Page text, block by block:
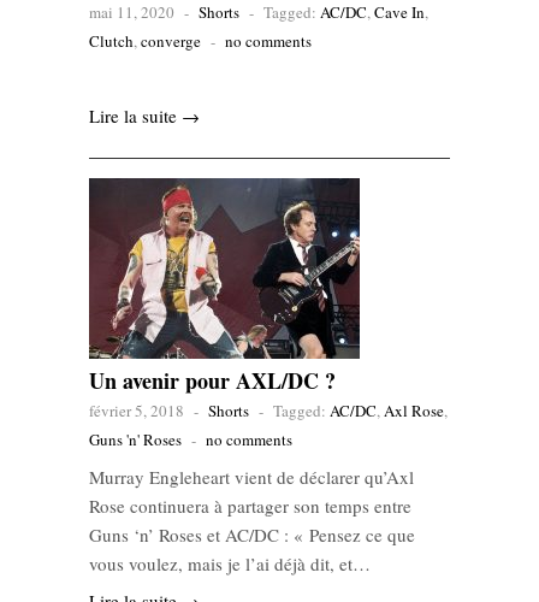
mai 11, 2020 - Shorts - Tagged: AC/DC,Cave In,
Clutch,converge - no comments
Lire la suite →
Un avenir pour AXL/DC ?
février 5, 2018 - Shorts - Tagged: AC/DC,Axl Rose,
Guns 'n' Roses - no comments
Murray Engleheart vient de déclarer qu’Axl
Rose continuera à partager son temps entre
Guns ‘n’ Roses et AC/DC : « Pensez ce que
vous voulez, mais je l’ai déjà dit, et…